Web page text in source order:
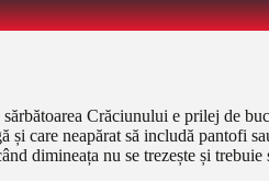
Crăciunului e prilej de
care neapărat să includă pantofi
dimineața nu se trezește și